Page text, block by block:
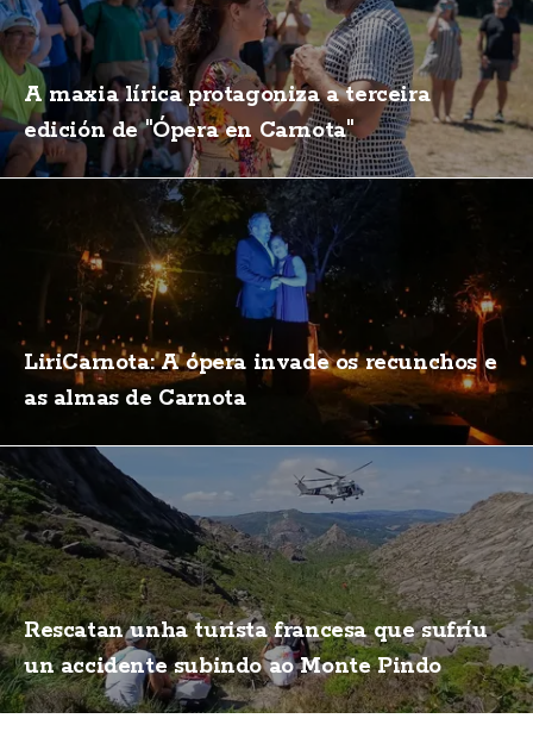
A maxia lírica protagoniza a terceira
edición de "Ópera en Carnota"
LiriCarnota: A ópera invade os recunchos e
as almas de Carnota
Rescatan unha turista francesa que sufríu
un accidente subindo ao Monte Pindo